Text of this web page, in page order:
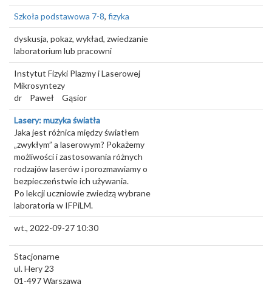
Szkoła podstawowa 7-8, fizyka
dyskusja, pokaz, wykład, zwiedzanie
laboratorium lub pracowni
Instytut Fizyki Plazmy i Laserowej
Mikrosyntezy
dr
Paweł Gąsior
Lasery: muzyka światła
Jaka jest różnica między światłem
„zwykłym” a laserowym? Pokażemy
możliwości i zastosowania różnych
rodzajów laserów i porozmawiamy o
bezpieczeństwie ich używania.
Po lekcji uczniowie zwiedzą wybrane
laboratoria w IFPiLM.
wt., 2022-09-27 10:30
Stacjonarne
ul. Hery 23
01-497Warszawa